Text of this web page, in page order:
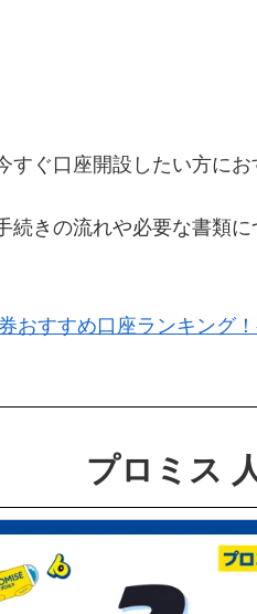
すぐ口座開設したい方に
続きの流れや必要な書類
おすすめ口座ランキング
プロミス